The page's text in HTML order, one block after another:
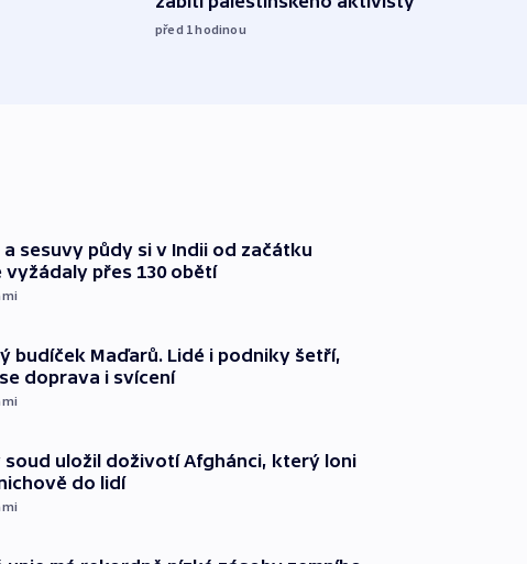
před 1hodinou
sesuvy půdy si v Indii od začátku
vyžádaly přes 130 obětí
budíček Maďarů. Lidé i podniky šetří,
doprava i svícení
soud uložil doživotí Afghánci, který loni
do lidí